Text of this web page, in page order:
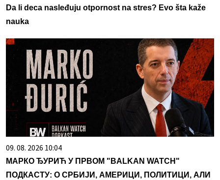
Da li deca nasleđuju otpornost na stres? Evo šta kaže
nauka
09. 08. 2026 10:04
МАРКО ЂУРИЋ У ПРВОМ "BALKAN WATCH"
ПОДКАСТУ: О СРБИЈИ, АМЕРИЦИ, ПОЛИТИЦИ, АЛИ